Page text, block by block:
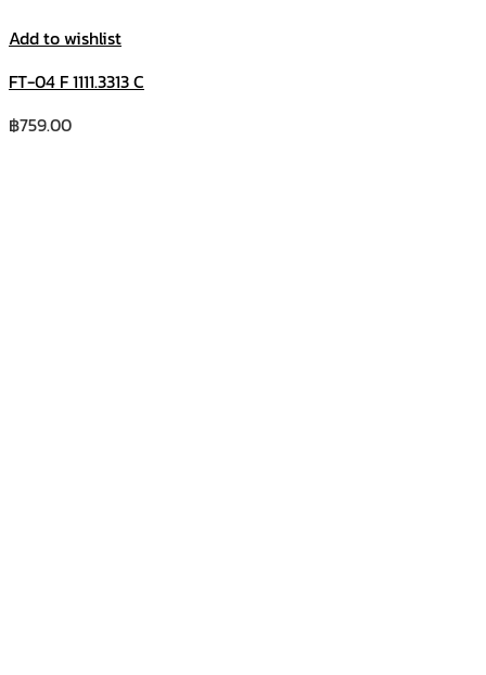
Add to wishlist
FT-04 F 1111.3313 C
฿759.00